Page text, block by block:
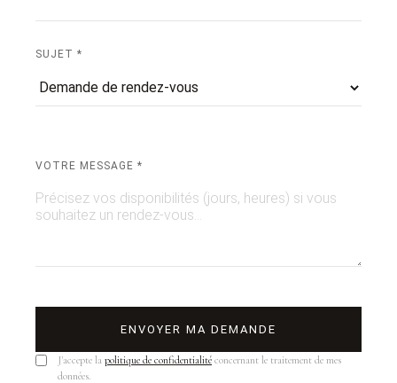
SUJET *
VOTRE MESSAGE *
ENVOYER MA DEMANDE
J'accepte la politique de confidentialité concernant le traitement de mes
données.